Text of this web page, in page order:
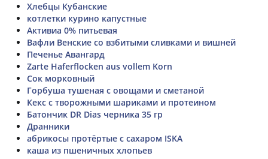
Хлебцы Кубанские
котлетки курино капустные
Активиа 0% питьевая
Вафли Венские со взбитыми сливками и вишней
Печенье Авангард
Zarte Haferflocken aus vollem Korn
Сок морковный
Горбуша тушеная с овощами и сметаной
Кекс с творожными шариками и протеином
Батончик DR Dias черника 35 гр
Дранники
абрикосы протёртые с сахаром ISKA
каша из пшеничных хлопьев